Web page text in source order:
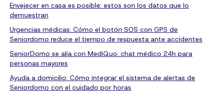
Envejecer en casa es posible: estos son los datos que lo
demuestran
Urgencias médicas: Cómo el botón SOS con GPS de
Seniordomo reduce el tiempo de respuesta ante accidentes
SeniorDomo se alía con MediQuo: chat médico 24h para
personas mayores
Ayuda a domicilio: Cómo integrar el sistema de alertas de
Seniordomo con el cuidado por horas